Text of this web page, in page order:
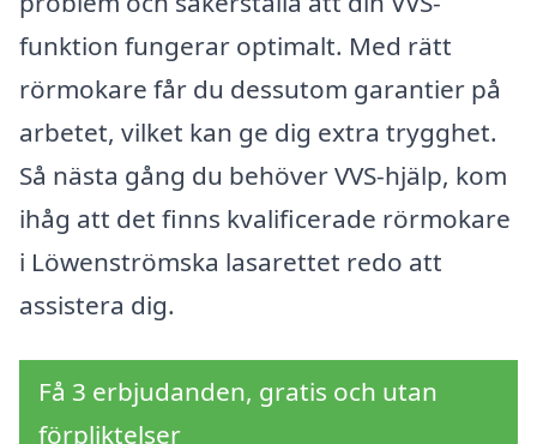
funktion fungerar optimalt. Med rätt
rörmokare får du dessutom garantier på
arbetet, vilket kan ge dig extra trygghet.
Så nästa gång du behöver VVS-hjälp, kom
ihåg att det finns kvalificerade rörmokare
i Löwenströmska lasarettet redo att
assistera dig.
Få 3 erbjudanden, gratis och utan
förpliktelser